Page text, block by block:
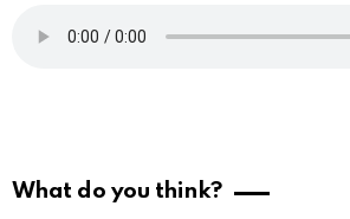
What do you think?